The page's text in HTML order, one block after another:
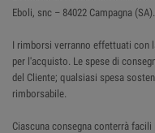
Eboli, snc – 84022 Campagna
I rimborsi verranno effettuati con
per l'acquisto. Le spese di
del Cliente; qualsiasi spesa
rimborsabile.
Ciascuna consegna conterrà